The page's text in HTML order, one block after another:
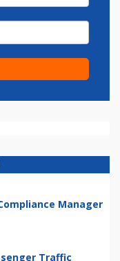
Manager
Traffic